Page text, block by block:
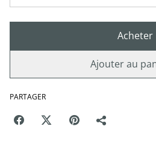
Acheter
Ajouter au
PARTAGER